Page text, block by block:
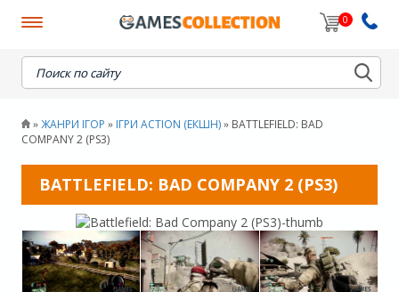
0
When autocomplete results are available use up and
» ЖАНРИ ІГОР » ІГРИ ACTION (ЕКШН) » BATTLEFIELD: BAD
COMPANY 2 (PS3)
BATTLEFIELD: BAD COMPANY 2 (PS3)